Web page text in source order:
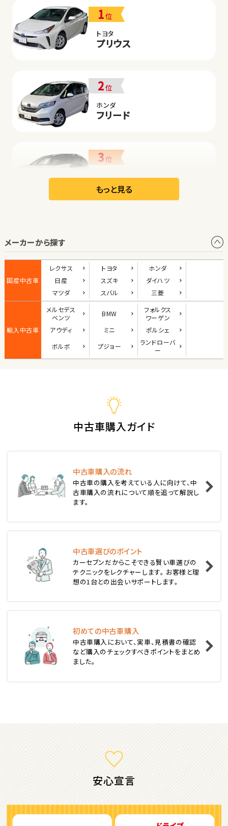
1位
トヨタ
プリウス
2位
ホンダ
フリード
3位
日産
リーフ
1位
ダイハツ
コペン
2
ロードスター
ホンダ
S660
1位
2位
スバル
レガシィツーリングワゴン
3位
トヨタ
カローラフィールダー
2
トヨタ
アルファード
もっと見る
メーカーから探す
国産中古車
レクサス トヨタ
ホンダ
日産
スズキ
ダイハツ
マツダ
スバル 三菱
輸入中古車
メルセデス
ベンツ
BMW
フォルクス
ワーゲン
アウディ
ミニ
ポルシェ
ボルボ
プジョー ランドローバ
ー
中古車購入ガイド
中古車購入の流れ
中古車の購入を考えている人に向けて、中
古車購入の流れについて順を追って解説し
ます。
中古車選びのポイント
カーセブンだからこそできる賢い車選びの
テクニックをレクチャーします。 お客様と理
想の1台との出会いサポートします。
初めての中古車購入
中古車購入において、実車、見積書の確認
など購入のチェックすべきポイントをまとめ
ました。
安心宣言